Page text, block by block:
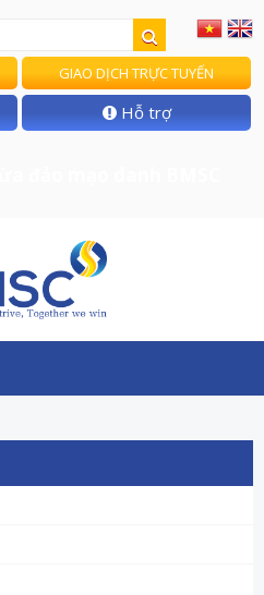
GIAO DỊCH TRỰC TUYẾN
Hỗ trợ